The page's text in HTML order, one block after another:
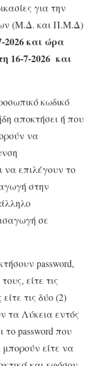
για την
(Μ.Δ. και Π.Μ.Δ)
2026 και ώρα
16-7-2026 και
κωδικό
αποκτήσει ή που
να
επιλέγουν το
στην
σε
password,
είτε τις
τις δύο (2)
τα Λύκεια εντός
το password που
μπορούν είτε να